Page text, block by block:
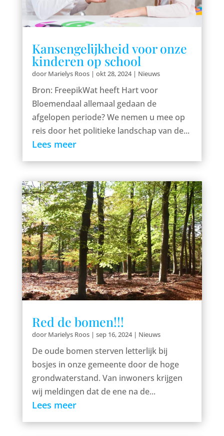
Kansengelijkheid voor onze
kinderen op school
doorMarielys Roos| okt 28, 2024| Nieuws
Bron: FreepikWat heeft Hart voor
Bloemendaal allemaal gedaan de
afgelopen periode? We nemen u mee op
reis door het politieke landschap van de...
Lees meer
Red de bomen!!!
doorMarielys Roos| sep 16, 2024| Nieuws
De oude bomen sterven letterlijk bij
bosjes in onze gemeente door de hoge
grondwaterstand. Van inwoners krijgen
wij meldingen dat de ene na de...
Lees meer